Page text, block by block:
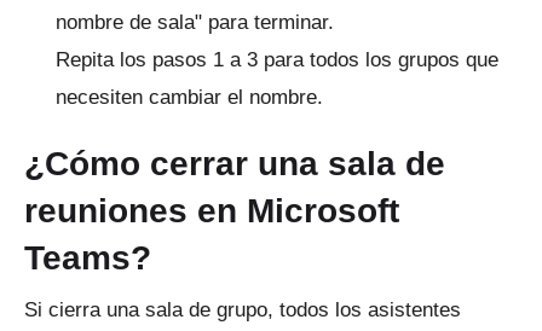
nombre de sala" para terminar.
Repita los pasos 1 a 3 para todos los grupos que
necesiten cambiar el nombre.
¿Cómo cerrar una sala de
reuniones en Microsoft
Teams?
Si cierra una sala de grupo, todos los asistentes